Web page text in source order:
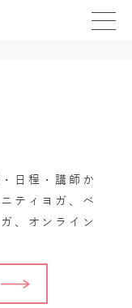
日程・講師か
ティヨガ、ベ
、オンライン